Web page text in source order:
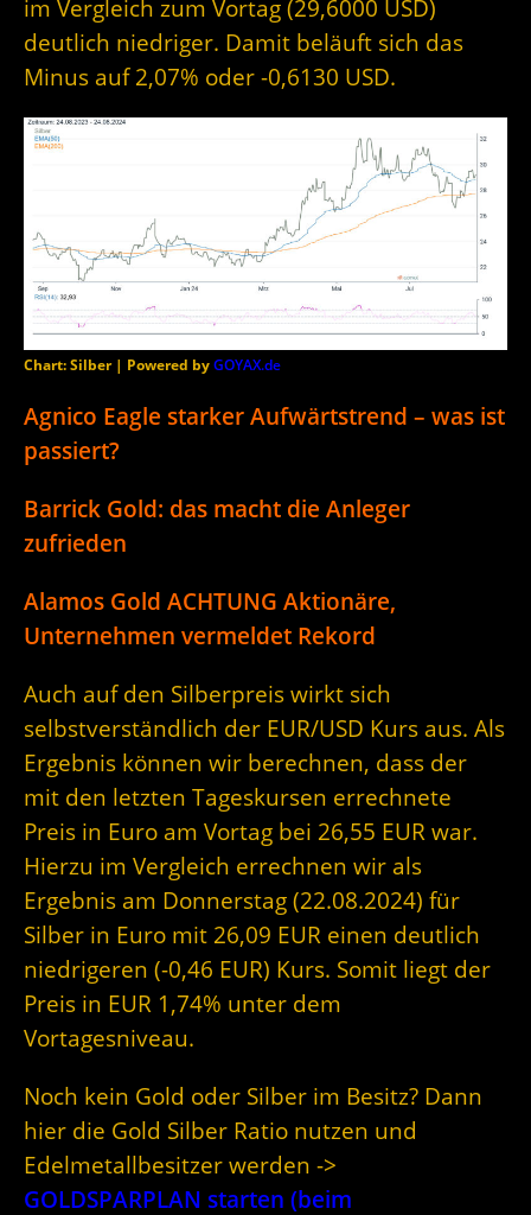
im Vergleich zum Vortag (29,6000 USD)
deutlich niedriger. Damit beläuft sich das
Minus auf 2,07% oder -0,6130 USD.
Chart: Silber | Powered byGOYAX.de
Agnico Eagle starker Aufwärtstrend – was ist
passiert?
Barrick Gold: das macht die Anleger
zufrieden
Alamos Gold ACHTUNG Aktionäre,
Unternehmen vermeldet Rekord
Auch auf den Silberpreis wirkt sich
selbstverständlich der EUR/USD Kurs aus. Als
Ergebnis können wir berechnen, dass der
mit den letzten Tageskursen errechnete
Preis in Euro am Vortag bei 26,55 EUR war.
Hierzu im Vergleich errechnen wir als
Ergebnis am Donnerstag (22.08.2024) für
Silber in Euro mit 26,09 EUR einen deutlich
niedrigeren (-0,46 EUR) Kurs. Somit liegt der
Preis in EUR 1,74% unter dem
Vortagesniveau.
Noch kein Gold oder Silber im Besitz? Dann
hier die Gold Silber Ratio nutzen und
Edelmetallbesitzer werden ->
GOLDSPARPLAN starten (beim